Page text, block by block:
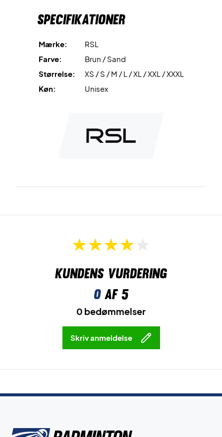
Specifikationer
Mærke:
RSL
Farve:
Brun / Sand
Størrelse:
XS / S / M / L / XL / XXL / XXXL
Køn:
Unisex
Kundens vurdering
0af 5
0 bedømmelser
Skriv anmeldelse